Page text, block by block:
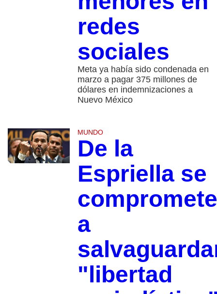
redes
sociales
Meta ya había sido condenada en
marzo a pagar 375 millones de
dólares en indemnizaciones a
Nuevo México
MUNDO
De la
Espriella se
compromete
a
"libertad